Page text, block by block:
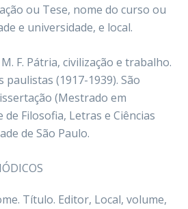
ou Tese, nome do curso ou
e universidade, e local.
M. F. Pátria, civilização e trabalho.
paulistas (1917-1939). São
(Mestrado em
de Filosofia, Letras e Ciências
de São Paulo.
Título. Editor, Local, volume,